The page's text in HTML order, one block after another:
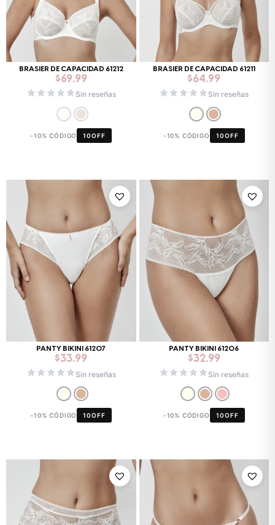
BRASIER DE CAPACIDAD 61212
$69.99
Sin reseñas
-10% CÓDIGO 10OFF
BRASIER DE CAPACIDAD 61211
$64.99
Sin reseñas
-10% CÓDIGO 10OFF
PANTY BIKINI 61207
$33.99
Sin reseñas
-10% CÓDIGO 10OFF
PANTY BIKINI 61206
$32.99
Sin reseñas
-10% CÓDIGO 10OFF